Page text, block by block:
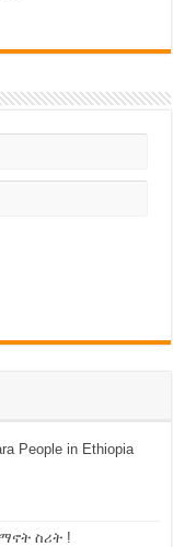
People in Ethiopia
ስሪት !